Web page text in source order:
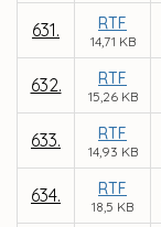
631. RTF
14,71 KB
632. RTF
15,26 KB
633. RTF
14,93 KB
634. RTF
18,5 KB